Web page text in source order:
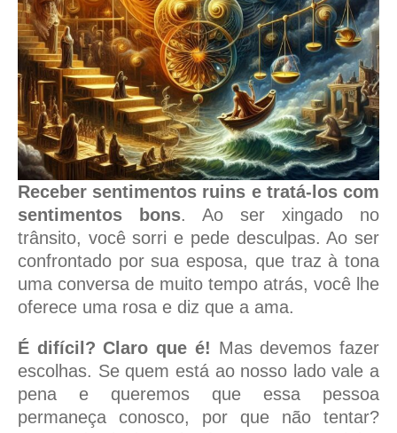
Receber sentimentos ruins e tratá-los com
sentimentos bons. Ao ser xingado no
trânsito, você sorri e pede desculpas. Ao ser
confrontado por sua esposa, que traz à tona
uma conversa de muito tempo atrás, você lhe
oferece uma rosa e diz que a ama.
É difícil? Claro que é! Mas devemos fazer
escolhas. Se quem está ao nosso lado vale a
pena e queremos que essa pessoa
permaneça conosco, por que não tentar?